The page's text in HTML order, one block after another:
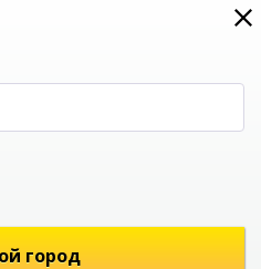
0
МАГАЗИН
город